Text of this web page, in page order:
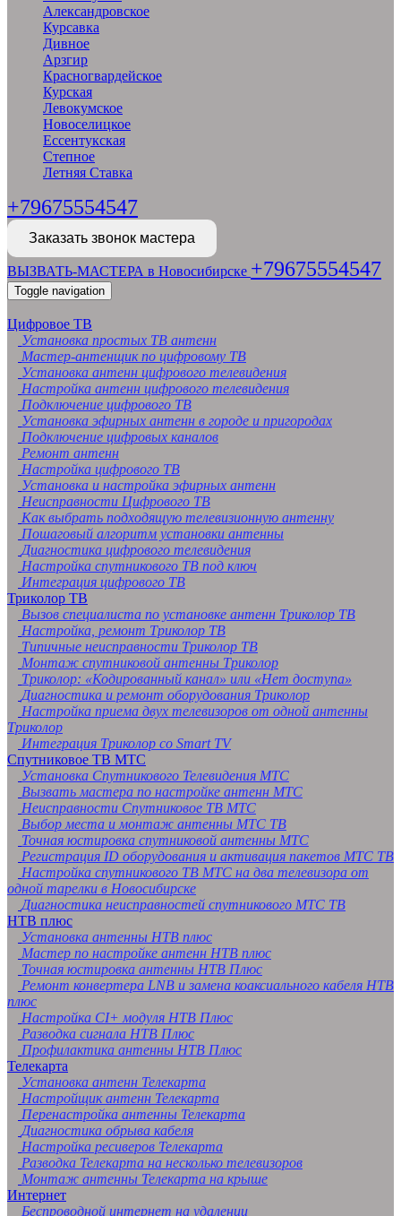
Александровское
Курсавка
Дивное
Арзгир
Красногвардейское
Курская
Левокумское
Новоселицкое
Ессентукская
Степное
Летняя Ставка
+79675554547
Заказать звонок мастера
ВЫЗВАТЬ-МАСТЕРА в Новосибирске +79675554547
Toggle navigation
Цифровое ТВ
Установка простых ТВ антенн
Мастер-антенщик по цифровому ТВ
Установка антенн цифрового телевидения
Настройка антенн цифрового телевидения
Подключение цифрового ТВ
Установка эфирных антенн в городе и пригородах
Подключение цифровых каналов
Ремонт антенн
Настройка цифрового ТВ
Установка и настройка эфирных антенн
Неисправности Цифрового ТВ
Как выбрать подходящую телевизионную антенну
Пошаговый алгоритм установки антенны
Диагностика цифрового телевидения
Настройка спутникового ТВ под ключ
Интеграция цифрового ТВ
Триколор ТВ
Вызов специалиста по установке антенн Триколор ТВ
Настройка, ремонт Триколор ТВ
Типичные неисправности Триколор ТВ
Монтаж спутниковой антенны Триколор
Триколор: «Кодированный канал» или «Нет доступа»
Диагностика и ремонт оборудования Триколор
Настройка приема двух телевизоров от одной антенны
Триколор
Интеграция Триколор со Smart TV
Спутниковое ТВ МТС
Установка Спутникового Телевидения МТС
Вызвать мастера по настройке антенн МТС
Неисправности Спутниковое ТВ МТС
Выбор места и монтаж антенны МТС ТВ
Точная юстировка спутниковой антенны МТС
Регистрация ID оборудования и активация пакетов МТС ТВ
Настройка спутникового ТВ МТС на два телевизора от
одной тарелки в Новосибирске
Диагностика неисправностей спутникового МТС ТВ
НТВ плюс
Установка антенны НТВ плюс
Мастер по настройке антенн НТВ плюс
Точная юстировка антенны НТВ Плюс
Ремонт конвертера LNB и замена коаксиального кабеля НТВ
плюс
Настройка CI+ модуля НТВ Плюс
Разводка сигнала НТВ Плюс
Профилактика антенны НТВ Плюс
Телекарта
Установка антенн Телекарта
Настройщик антенн Телекарта
Перенастройка антенны Телекарта
Диагностика обрыва кабеля
Настройка ресиверов Телекарта
Разводка Телекарта на несколько телевизоров
Монтаж антенны Телекарта на крыше
Интернет
Беспроводной интернет на удалении